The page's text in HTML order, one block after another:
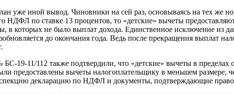
уже иной вывод. Чиновники на сей раз, основываясь на тех же
НДФЛ по ставке 13 процентов, то «детские» вычеты
которых не было выплат дохода. Единственное исключение из
до окончания года. Ведь после прекращения выплат
19-11/112 также подтвердили, что «детские» вычеты в пределах
предоставлены вычеты налогоплательщику в меньшем размере,
декларацию по НДФЛ и документы, подтверждающие